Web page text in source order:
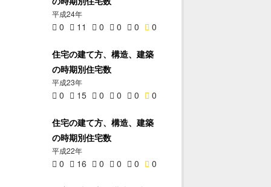
平成24年
0 11 0 0 0 0
住宅の建て方、構造、建築
の時期別住宅数
平成23年
0 15 0 0 0 0
住宅の建て方、構造、建築
の時期別住宅数
平成22年
0 16 0 0 0 0